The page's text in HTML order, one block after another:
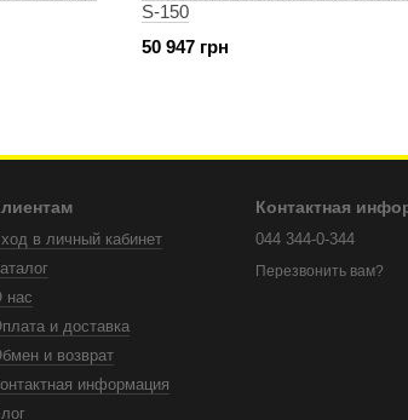
S-150
50 947 грн
в личный кабинет
нас
и доставка
и возврат
информация
Контактная
044 344-0-344
Перезвонить вам?